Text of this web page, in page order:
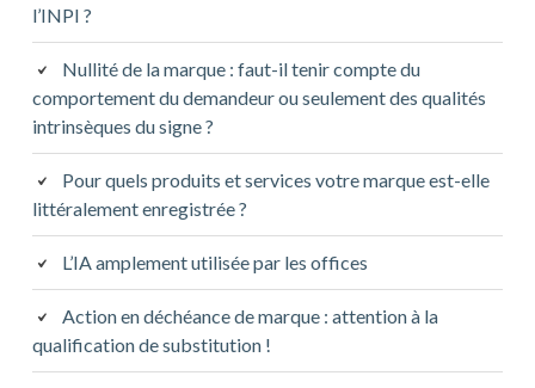
l’INPI ?
Nullité de la marque : faut-il tenir compte du
comportement du demandeur ou seulement des qualités
intrinsèques du signe ?
Pour quels produits et services votre marque est-elle
littéralement enregistrée ?
L’IA amplement utilisée par les offices
Action en déchéance de marque : attention à la
qualification de substitution !